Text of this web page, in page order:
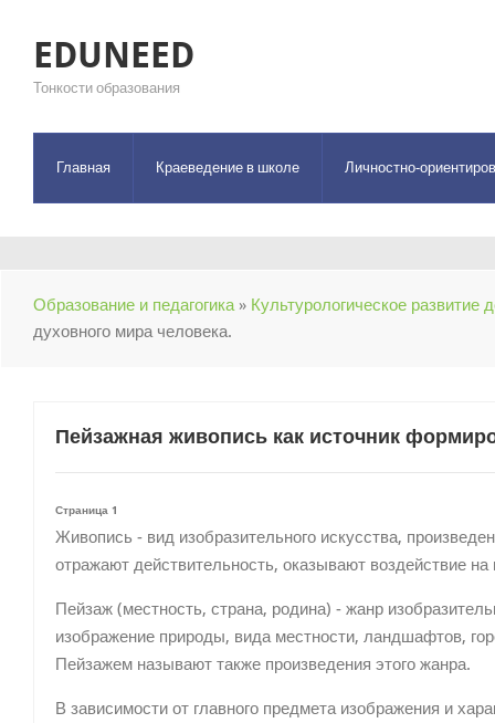
EDUNEED
Тонкости образования
Главная Краеведение в школе Личностно-
Образование и педагогика» Культурологическое
духовного мира человека.
Пейзажная живопись как источник
Страница 1
Живопись - вид изобразительного искусства,
отражают действительность, оказывают воздействие
Пейзаж (местность, страна, родина) - жанр
изображение природы, вида местности, ландшафтов,
Пейзажем называют также произведения этого жанра.
В зависимости от главного предмета изображения и